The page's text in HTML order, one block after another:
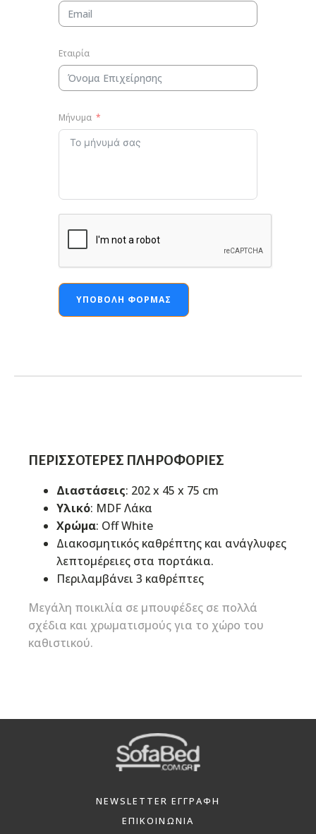
Εταιρία
Μήνυμα
ΥΠΟΒΟΛΉ ΦΌΡΜΑΣ
ΠΕΡΙΣΣΌΤΕΡΕΣ ΠΛΗΡΟΦΟΡΊΕΣ
Διαστάσεις: 202 x 45 x 75 cm
Υλικό: MDF Λάκα
Χρώμα: Off White
Διακοσμητικός καθρέπτης και ανάγλυφες
λεπτομέρειες στα πορτάκια.
Περιλαμβάνει 3 καθρέπτες
Μεγάλη ποικιλία σε μπουφέδες σε πολλά
σχέδια και χρωματισμούς για το χώρο του
καθιστικού.
NEWSLETTER ΕΓΓΡΑΦΗ
ΕΠΙΚΟΙΝΩΝΙΑ